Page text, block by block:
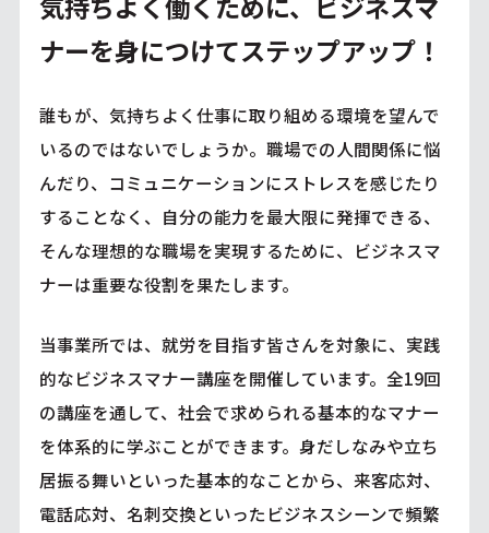
ナーを身につけてステップアップ！
誰もが、気持ちよく仕事に取り組める環境を望んで
いるのではないでしょうか。職場での人間関係に悩
んだり、コミュニケーションにストレスを感じたり
することなく、自分の能力を最大限に発揮できる、
そんな理想的な職場を実現するために、ビジネスマ
ナーは重要な役割を果たします。
当事業所では、就労を目指す皆さんを対象に、実践
的なビジネスマナー講座を開催しています。全19回
の講座を通して、社会で求められる基本的なマナー
を体系的に学ぶことができます。身だしなみや立ち
居振る舞いといった基本的なことから、来客応対、
電話応対、名刺交換といったビジネスシーンで頻繁